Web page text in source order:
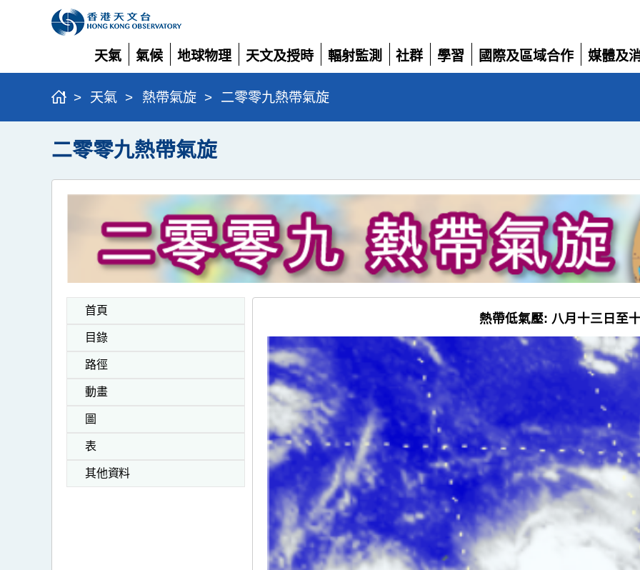
天氣
展
開
氣候
展
開
地球物理
展
開
天文及授時
展
開
輻射監測
展
開
社群
展
學習
展
國際及區域合作
展
媒體及
展
> 天氣 > 熱帶氣旋 > 二零零九熱帶氣旋
二零零九熱帶氣旋
首頁
目錄
路徑
動畫
圖
表
其他資料
熱帶低氣壓: 八月十三日至